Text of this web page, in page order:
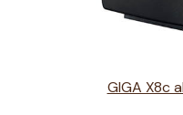
GIGA X8c